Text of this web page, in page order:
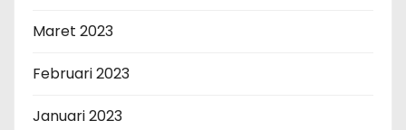
Maret 2023
Februari 2023
Januari 2023